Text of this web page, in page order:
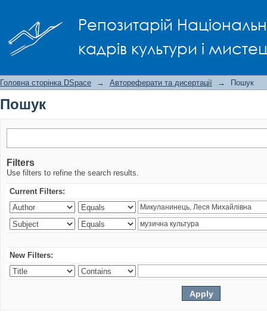
Репозитарій
кадрів культури і
Головна сторінка DSpace → Автореферати та дисертації → Пошук
Пошук
Filters
Use filters to refine the search results.
Current Filters:
New Filters: